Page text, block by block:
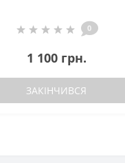
0
1 100 грн.
ЗАКІНЧИВСЯ